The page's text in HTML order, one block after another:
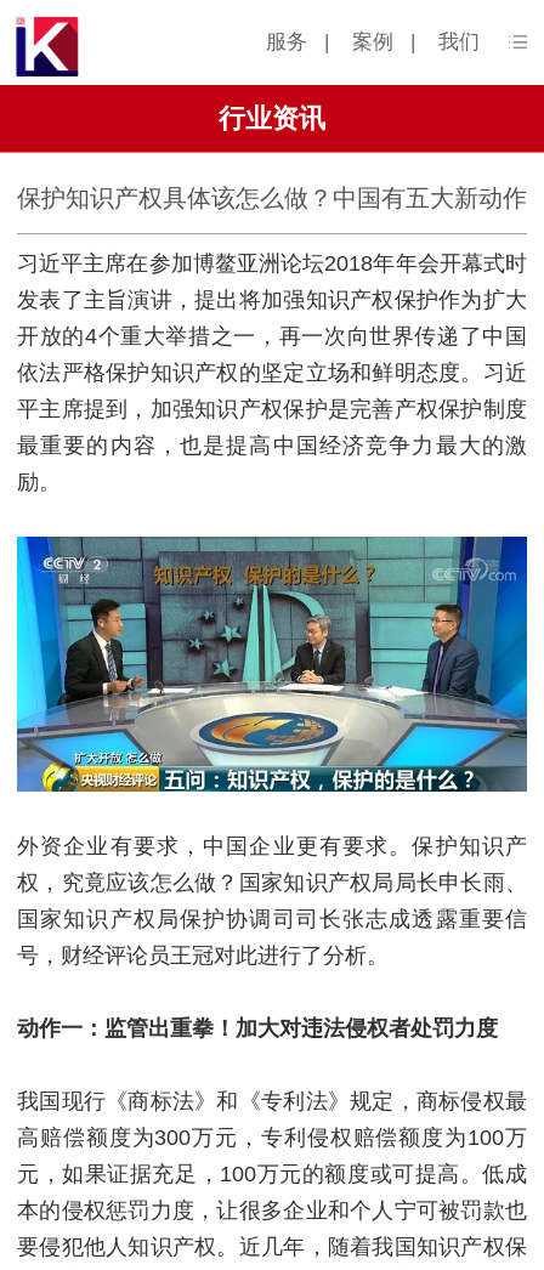
服务 | 案例 | 我们
行业资讯
保护知识产权具体该怎么做？中国有五大新动作
习近平主席在参加博鳌亚洲论坛2018年年会开幕式时
发表了主旨演讲，提出将加强知识产权保护作为扩大
开放的4个重大举措之一，再一次向世界传递了中国
依法严格保护知识产权的坚定立场和鲜明态度。习近
平主席提到，加强知识产权保护是完善产权保护制度
最重要的内容，也是提高中国经济竞争力最大的激
励。
外资企业有要求，中国企业更有要求。保护知识产
权，究竟应该怎么做？国家知识产权局局长申长雨、
国家知识产权局保护协调司司长张志成透露重要信
号，财经评论员王冠对此进行了分析。
动作一：监管出重拳！加大对违法侵权者处罚力度
我国现行《商标法》和《专利法》规定，商标侵权最
高赔偿额度为300万元，专利侵权赔偿额度为100万
元，如果证据充足，100万元的额度或可提高。低成
本的侵权惩罚力度，让很多企业和个人宁可被罚款也
要侵犯他人知识产权。近几年，随着我国知识产权保